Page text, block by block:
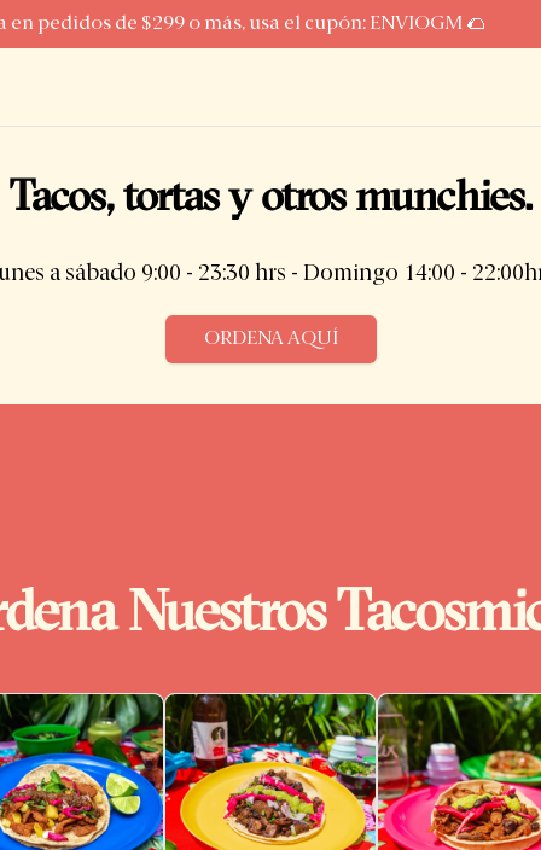
en pedidos de $299 o más, usa el cupón: ENVIOGM 🌮
Tacos, tortas y otros munchies.
a sábado 9:00 - 23:30 hrs - Domingo 14:00 -
ORDENA AQUÍ
Nuestros